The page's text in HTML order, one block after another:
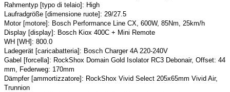
Rahmentyp [typo di telaio]: High
Laufradgröße [dimensione ruote]: 29/27.5
Motor [motore]: Bosch Performance Line CX, 600W, 85Nm, 25km/h
Display [display]: Bosch Kiox 400C + Mini Remote
WH [WH]: 800.0
Ladegerät [caricabatteria]: Bosch Charger 4A 220-240V
Gabel [forcella]: RockShox Domain Gold Isolator RC3 Debonair, Offset: 44
mm, Federweg: 170mm
Dämpfer [ammortizzatore]: RockShox Vivid Select 205x65mm Vivid Air,
Trunnion